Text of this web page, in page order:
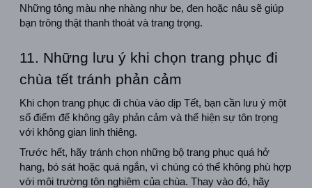
Những tông màu nhẹ nhàng như be, đen hoặc nâu sẽ giúp
bạn trông thật thanh thoát và trang trọng.
11. Những lưu ý khi chọn trang phục đi
chùa tết tránh phản cảm
Khi chọn trang phục đi chùa vào dịp Tết, bạn cần lưu ý một
số điểm để không gây phản cảm và thể hiện sự tôn trọng
với không gian linh thiêng.
Trước hết, hãy tránh chọn những bộ trang phục quá hở
hang, bó sát hoặc quá ngắn, vì chúng có thể không phù hợp
với môi trường tôn nghiêm của chùa. Thay vào đó, hãy